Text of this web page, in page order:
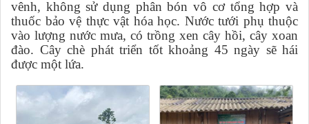
vênh, không sử dụng phân bón vô cơ tổng hợp và
thuốc bảo vệ thực vật hóa học. Nước tưới phụ thuộc
vào lượng nước mưa, có trồng xen cây hồi, cây xoan
đào. Cây chè phát triển tốt khoảng 45 ngày sẽ hái
được một lứa.